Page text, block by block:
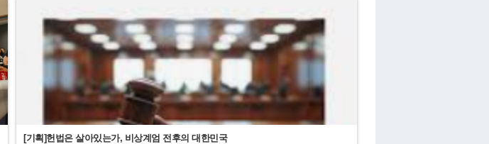
[기획]헌법은 살아있는가, 비상계엄 전후의 대한민국